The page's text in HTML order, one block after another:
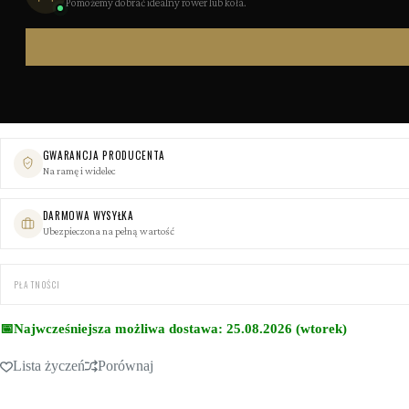
Pomożemy dobrać idealny rower lub koła.
GWARANCJA PRODUCENTA
Na ramę i widelec
DARMOWA WYSYŁKA
Ubezpieczona na pełną wartość
PŁATNOŚCI
📅Najwcześniejsza możliwa dostawa: 25.08.2026 (wtorek)
Lista życzeń Porównaj